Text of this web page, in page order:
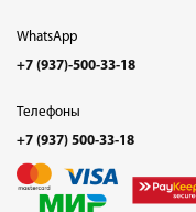
WhatsApp
+7 (937)-500-33-18
Телефоны
+7 (937) 500-33-18